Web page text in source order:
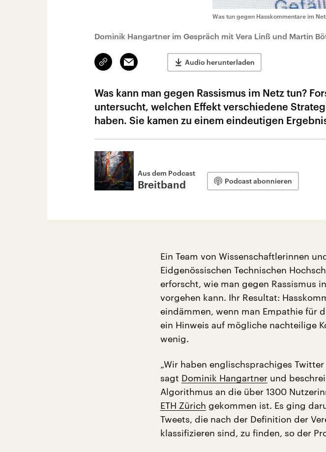
Was tun gegen Hasskommentare im
Dominik Hangartner im Gespräch mit Vera Linß und Martin
Link
kopieren/teilen
Email Audio herunterladen
Was kann man gegen Rassismus im Netz tun?
untersucht, welchen Effekt verschiedene
haben. Sie kamen zu einem eindeutigen
Aus dem Podcast
Breitband Podcast abonnieren
Ein Team von Wissenschaftlerinnen
Eidgenössischen Technischen
erforscht, wie man gegen Rassismus
vorgehen kann. Ihr Resultat:
eindämmen, wenn man Empathie für
ein Hinweis auf mögliche nachteilige
wenig.
„Wir haben englischsprachiges
sagt Dominik Hangartner und
Algorithmus an die über 1300
ETH Zürich gekommen ist. Es ging
Tweets, die nach der Definition der
klassifizieren sind, zu finden, so der